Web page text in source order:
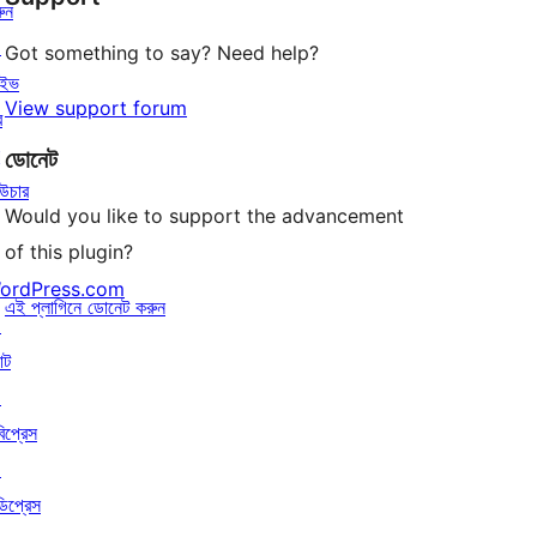
Got something to say? Need help?
View support forum
ডোনেট
Would you like to support the advancement
of this plugin?
এই প্লাগিনে ডোনেট করুন